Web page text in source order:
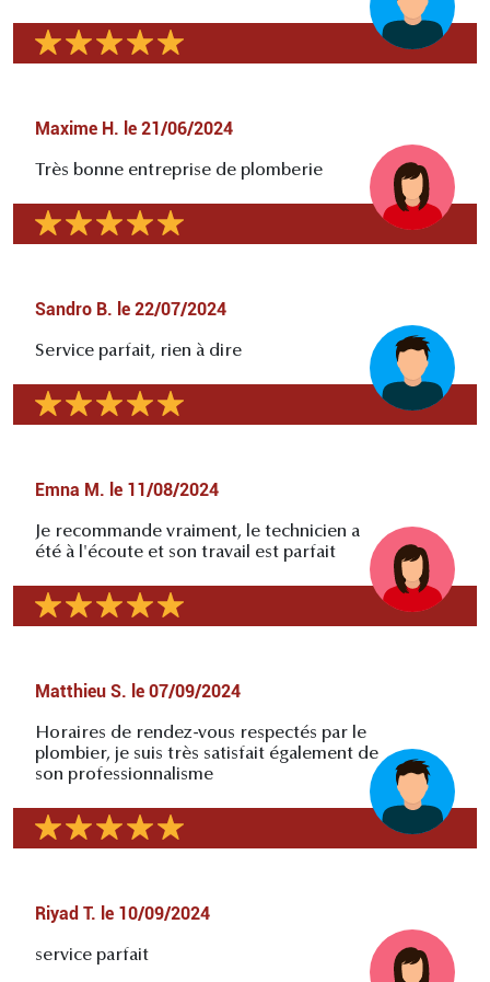
Maxime H. le 21/06/2024
Très bonne entreprise de plomberie
Sandro B. le 22/07/2024
Service parfait, rien à dire
Emna M. le 11/08/2024
Je recommande vraiment, le technicien a
été à l'écoute et son travail est parfait
Matthieu S. le 07/09/2024
Horaires de rendez-vous respectés par le
plombier, je suis très satisfait également de
son professionnalisme
Riyad T. le 10/09/2024
service parfait